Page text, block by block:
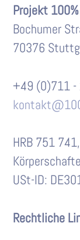
Projekt 100%
Bochumer
70376
+49 (0)711 -
HRB 751
USt-ID:
Rechtliche